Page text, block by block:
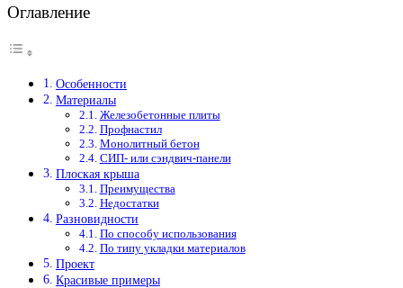
Оглавление
Особенности
Материалы
Железобетонные плиты
Профнастил
Монолитный бетон
СИП- или сэндвич-панели
Плоская крыша
Преимущества
Недостатки
Разновидности
По способу использования
По типу укладки материалов
Проект
Красивые примеры